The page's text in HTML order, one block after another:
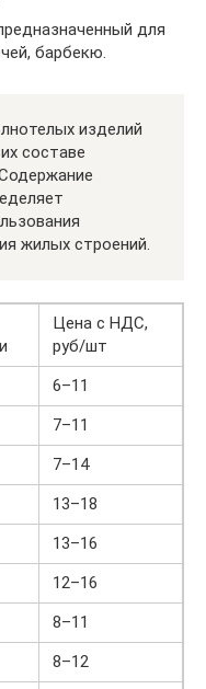
для
барбекю.
изделий
составе
жилых строений.
Цена с НДС,
руб/шт
6–11
7–11
7–14
13–18
13–16
12–16
8–11
8–12